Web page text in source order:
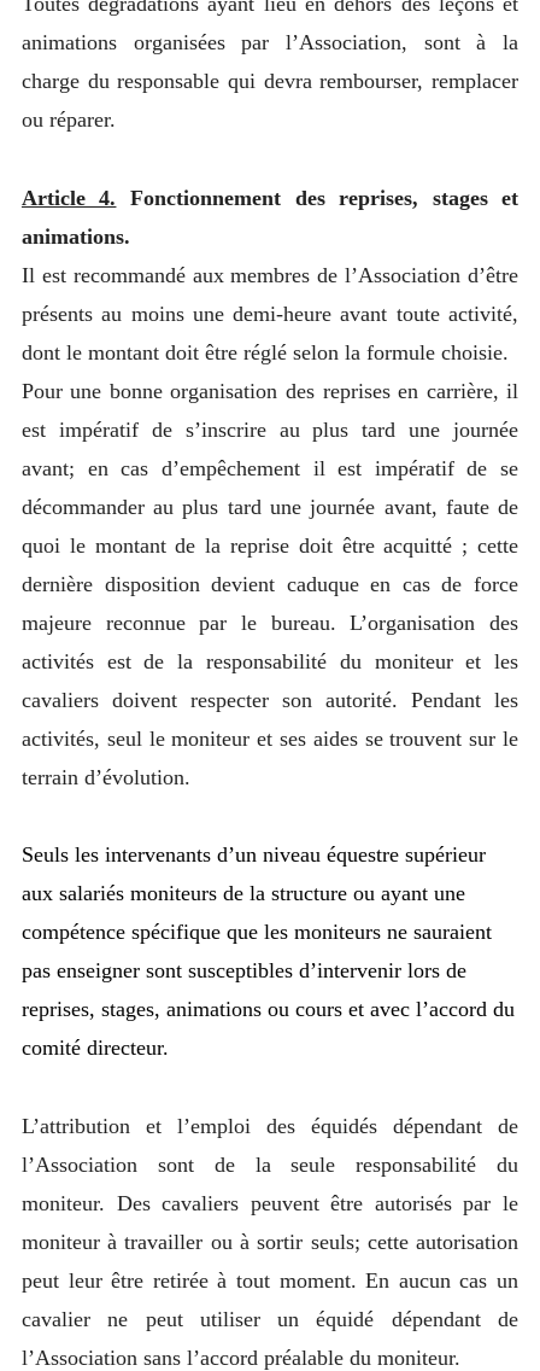
animations organisées par l’Association, sont à la
charge du responsable qui devra rembourser, remplacer
ou réparer.
Article 4. Fonctionnement des reprises, stages et
animations.
Il est recommandé aux membres de l’Association d’être
présents au moins une demi-heure avant toute activité,
dont le montant doit être réglé selon la formule choisie.
Pour une bonne organisation des reprises en carrière, il
est impératif de s’inscrire au plus tard une journée
avant; en cas d’empêchement il est impératif de se
décommander au plus tard une journée avant, faute de
quoi le montant de la reprise doit être acquitté ; cette
dernière disposition devient caduque en cas de force
majeure reconnue par le bureau. L’organisation des
activités est de la responsabilité du moniteur et les
cavaliers doivent respecter son autorité. Pendant les
activités, seul le moniteur et ses aides se trouvent sur le
terrain d’évolution.
Seuls les intervenants d’un niveau équestre supérieur
aux salariés moniteurs de la structure ou ayant une
compétence spécifique que les moniteurs ne sauraient
pas enseigner sont susceptibles d’intervenir lors de
reprises, stages, animations ou cours et avec l’accord du
comité directeur.
L’attribution et l’emploi des équidés dépendant de
l’Association sont de la seule responsabilité du
moniteur. Des cavaliers peuvent être autorisés par le
moniteur à travailler ou à sortir seuls; cette autorisation
peut leur être retirée à tout moment. En aucun cas un
cavalier ne peut utiliser un équidé dépendant de
l’Association sans l’accord préalable du moniteur.